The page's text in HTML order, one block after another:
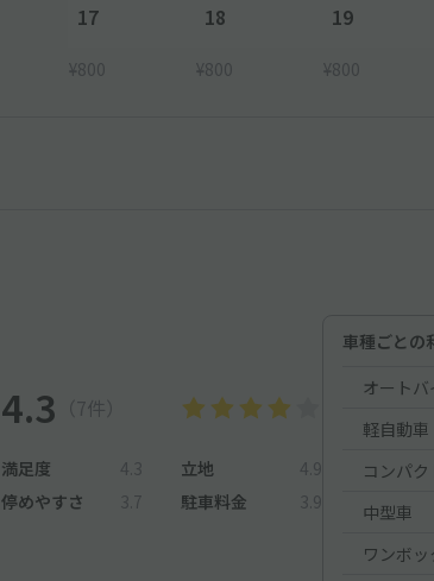
17
¥800
18
¥800
19
¥800
4.3 （7件）
満足度 4.3 立地
4.9
停めやすさ
3.7 駐車料金 3.9
車種ごとの
オートバ
軽自動車
コンパク
中型車
ワンボッ